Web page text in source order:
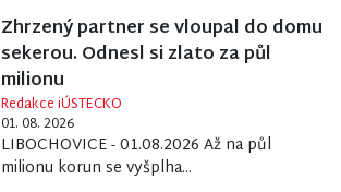
Zhrzený partner se vloupal do domu
sekerou. Odnesl si zlato za půl
milionu
Redakce iÚSTECKO
01. 08. 2026
LIBOCHOVICE - 01.08.2026 Až na půl
milionu korun se vyšplha...